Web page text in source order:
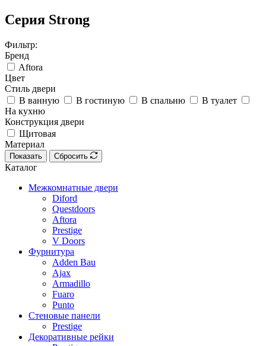
Серия Strong
Фильтр:
Бренд
Aftora
Цвет
Стиль двери
В ванную
В гостиную В спальню
В туалет
На кухню
Конструкция двери
Щитовая
Материал
Показать Сбросить
Каталог
Межкомнатные двери
Diford
Questdoors
Aftora
Prestige
V Doors
Фурнитура
Adden Bau
Ajax
Armadillo
Fuaro
Punto
Стеновые панели
Prestige
Декоративные рейки